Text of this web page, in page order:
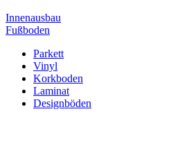
Innenausbau
Fußboden
Parkett
Vinyl
Korkboden
Laminat
Designböden